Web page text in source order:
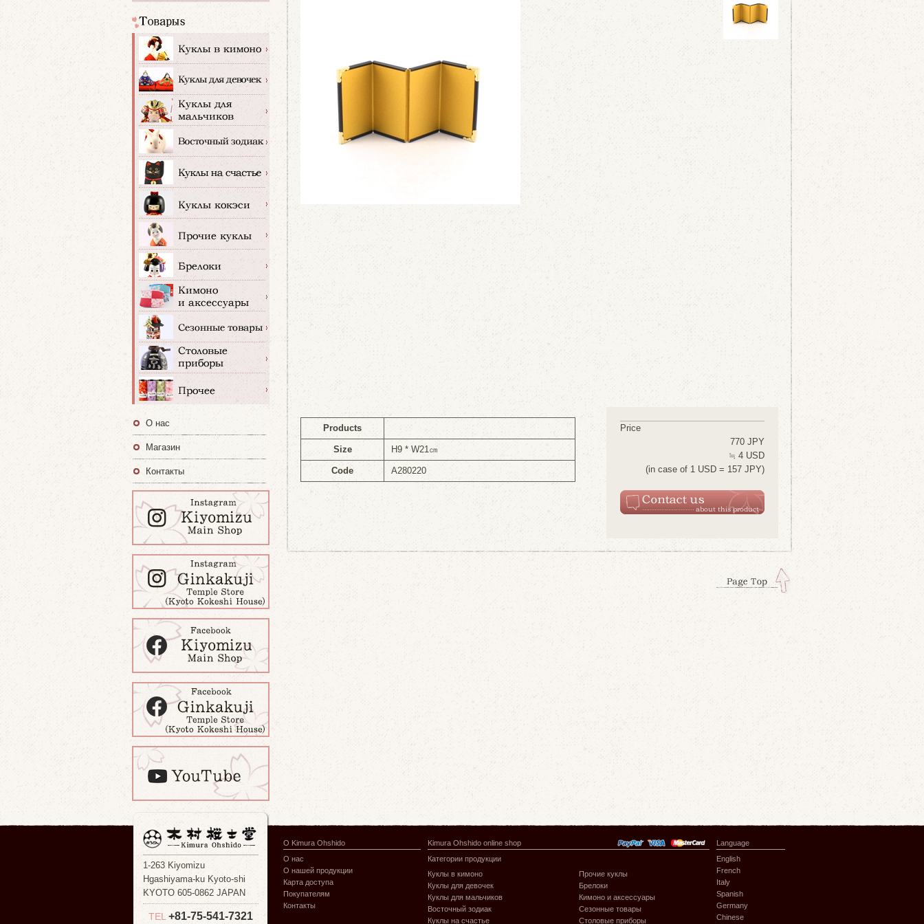
Products
Size H9 * W21㎝
Code A280220
Price
770 JPY
≒ 4 USD
(in case of 1 USD = 157 JPY)
О нас
Магазин
Контакты
1-263 Kiyomizu
Hgashiyama-ku Kyoto-shi
KYOTO 605-0862 JAPAN
TEL +81-75-541-7321
О Kimura Ohshido
О нас
О нашей продукции
Карта доступа
Покупателям
Контакты
Kimura Ohshido online shop
Категории продукции
Куклы в кимоно
Куклы для девочек
Куклы для мальчиков
Восточный зодиак
Куклы на счастье
Прочие куклы
Брелоки
Кимоно и аксессуары
Сезонные товары
Столовые приборы
Language
English
French
Italy
Spanish
Germany
Chinese